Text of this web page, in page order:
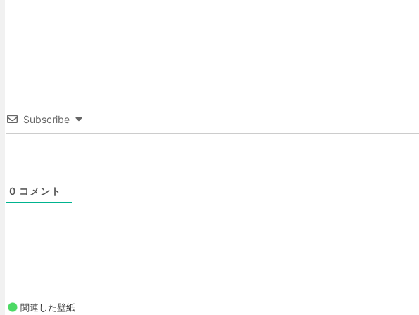
Subscribe
0 コメント
関連した壁紙